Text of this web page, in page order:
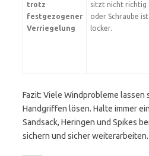
trotz
festgezogener
Verriegelung
sitzt nicht richtig
oder Schraube ist
locker.
Fazit: Viele Windprobleme lassen
Handgriffen lösen. Halte immer
Sandsack, Heringen und Spikes
sichern und sicher weiterarbeiten.